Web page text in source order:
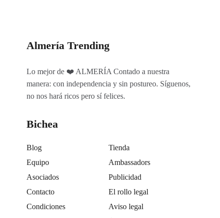
Almería Trending
Lo mejor de ❤️ ALMERÍA Contado a nuestra
manera: con independencia y sin postureo. Síguenos,
no nos hará ricos pero sí felices.
Bichea
Blog
Tienda
Equipo
Ambassadors
Asociados
Publicidad
Contacto
El rollo legal
Condiciones
Aviso legal